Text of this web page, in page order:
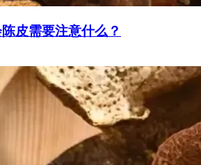
皮需要注意什么？